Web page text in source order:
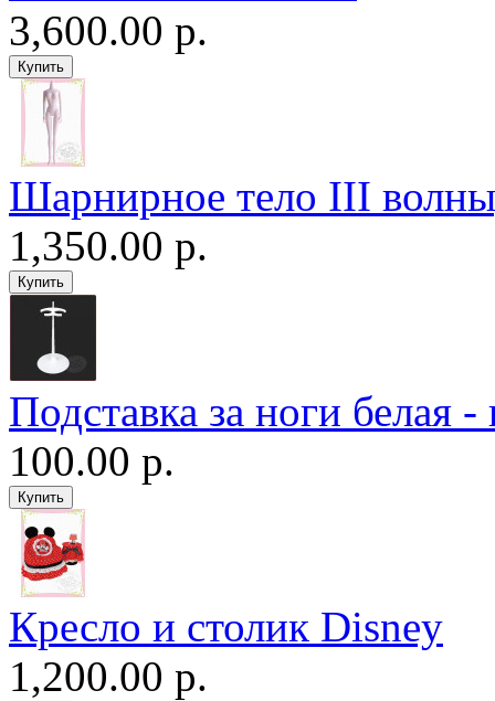
3,600.00 р.
Шарнирное тело III
1,350.00 р.
Подставка за ноги белая
100.00 р.
Кресло и столик Disney
1,200.00 р.